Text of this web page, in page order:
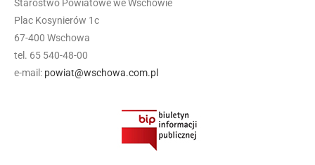
Starostwo Powiatowe we Wschowie
Plac Kosynierów 1c
67-400 Wschowa
tel. 65 540-48-00
e-mail: powiat@wschowa.com.pl